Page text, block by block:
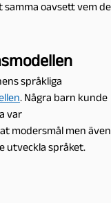
oavsett vem de
språkliga
. Några barn kunde
var
modersmål men även
utveckla språket.